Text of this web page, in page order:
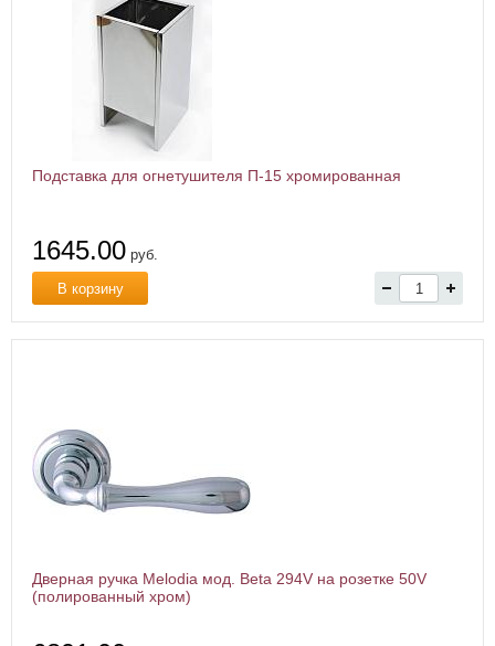
Подставка для огнетушителя П-15 хромированная
1645.00 руб.
В корзину
Дверная ручка Melodia мод. Beta 294V на розетке 50V
(полированный хром)